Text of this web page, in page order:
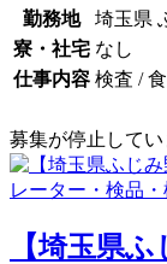
勤務地
埼玉県
寮・社宅 なし
仕事内容 検査 /
募集が停止してい
【埼玉県